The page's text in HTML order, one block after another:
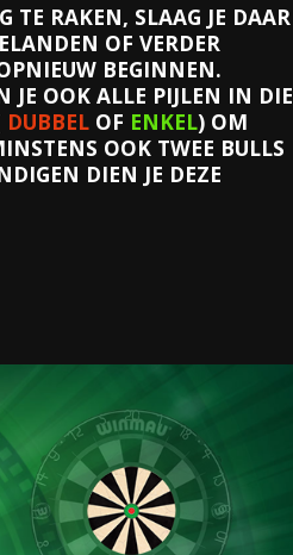
TE RAKEN, SLAAG JE DAAR
OF VERDER
BEGINNEN.
JE OOK ALLE PIJLEN IN DIE
DUBBEL OF ENKEL) OM
OOK TWEE BULLS
DIEN JE DEZE